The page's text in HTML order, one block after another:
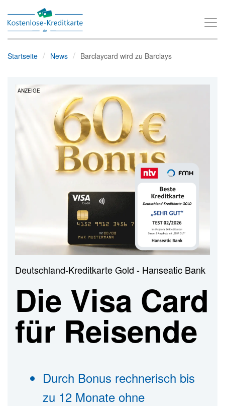
T
o
Startseite News Barclaycard wird zu Barclays
ANZEIGE
Deutschland-Kreditkarte Gold - Hanseatic Bank
Die Visa Card
für Reisende
Durch Bonus rechnerisch bis
zu 12 Monate ohne